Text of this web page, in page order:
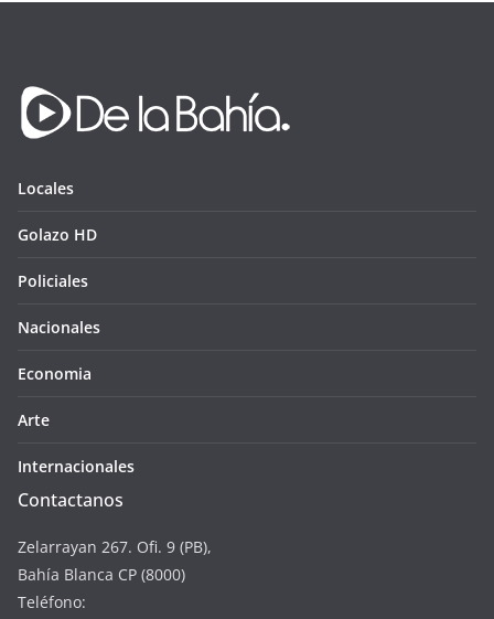
Locales
Golazo HD
Policiales
Nacionales
Economia
Arte
Internacionales
Contactanos
Zelarrayan 267. Ofi. 9 (PB),
Bahía Blanca CP (8000)
Teléfono: